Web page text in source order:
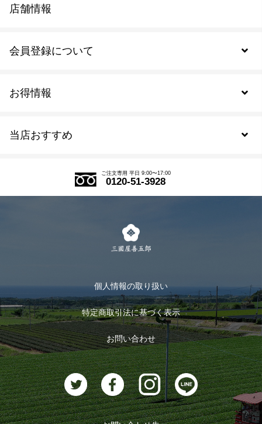
当店おすすめ
式部の香りシリーズ
お茶のギフト
おすすめのお茶
お茶に合うスイーツ
お得情報
会員登録について
会員規約について
ログイン
ログアウト
店舗情報
ご注文専用 平日 9:00〜17:00
0120-51-3928
個人情報の取り扱い
特定商取引法に基づく表示
お問い合わせ